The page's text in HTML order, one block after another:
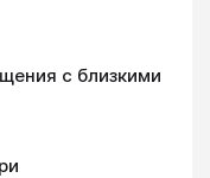
с близкими